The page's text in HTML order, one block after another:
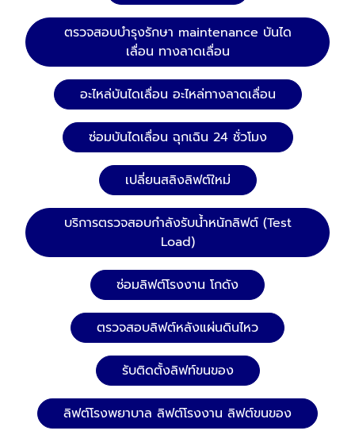
ตรวจสอบบำรุงรักษา maintenance บันได
เลื่อน ทางลาดเลื่อน
อะไหล่บันไดเลื่อน อะไหล่ทางลาดเลื่อน
ซ่อมบันไดเลื่อน ฉุกเฉิน 24 ชั่วโมง
เปลี่ยนสลิงลิฟต์ใหม่
บริการตรวจสอบกำลังรับน้ำหนักลิฟต์ (Test
Load)
ซ่อมลิฟต์โรงงาน โกดัง
ตรวจสอบลิฟต์หลังแผ่นดินไหว
รับติดตั้งลิฟท์ขนของ
ลิฟต์โรงพยาบาล ลิฟต์โรงงาน ลิฟต์ขนของ